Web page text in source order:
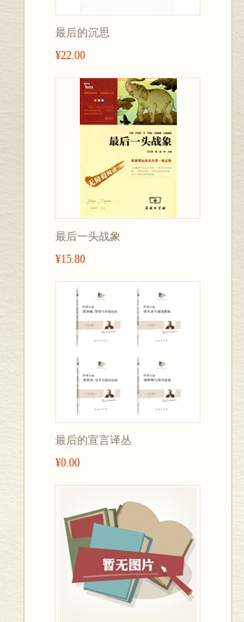
最后的沉思
¥22.00
最后一头战象
¥15.80
最后的宣言译丛
¥0.00